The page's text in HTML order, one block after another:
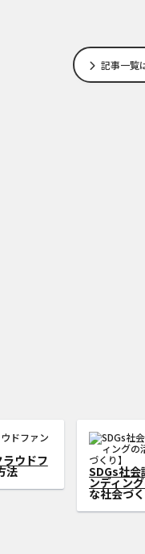
記事一覧
ウドファ
まで実
SDGsの地
ンディン
例とメリ